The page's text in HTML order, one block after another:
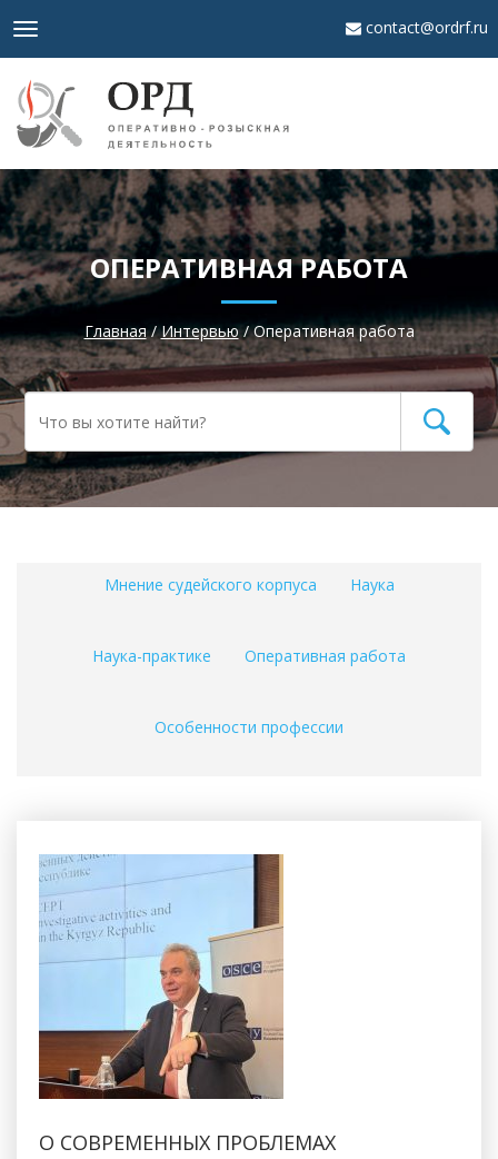
contact@ordrf.ru
Toggle
ОПЕРАТИВНАЯ РАБОТА
Главная/Интервью/Оперативная работа
Мнение судейского корпуса Наука
Наука-практике Оперативная работа
Особенности профессии
О СОВРЕМЕННЫХ ПРОБЛЕМАХ